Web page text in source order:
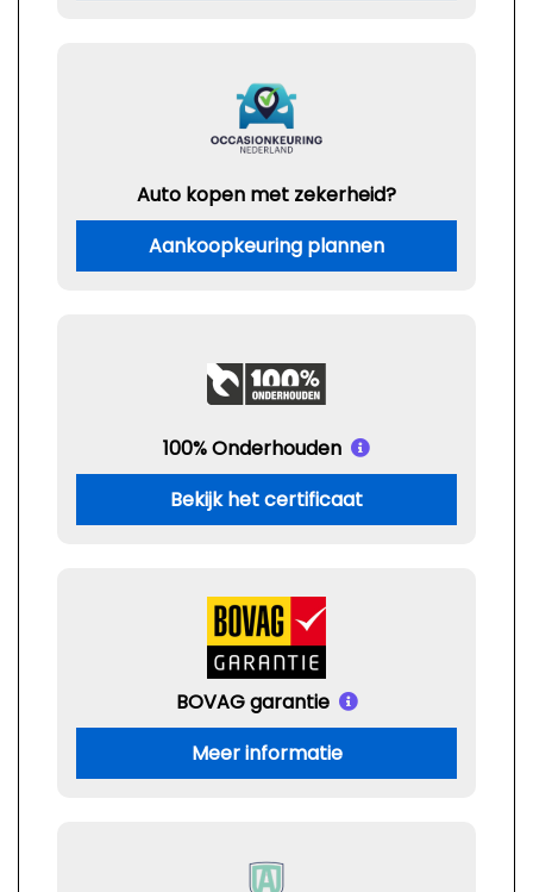
Auto kopen met zekerheid?
Aankoopkeuring plannen
100% Onderhouden
Bekijk het certificaat
BOVAG garantie
Meer informatie